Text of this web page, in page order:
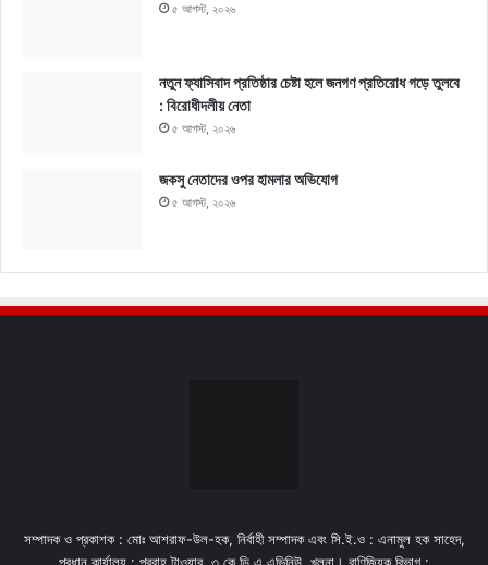
৫ আগস্ট, ২০২৬
নতুন ফ্যাসিবাদ প্রতিষ্ঠার চেষ্টা হলে জনগণ প্রতিরোধ গড়ে তুলবে
: বিরোধীদলীয় নেতা
৫ আগস্ট, ২০২৬
জকসু নেতাদের ওপর হামলার অভিযোগ
৫ আগস্ট, ২০২৬
সম্পাদক ও প্রকাশক : মোঃ আশরাফ-উল-হক, নির্বাহী সম্পাদক এবং সি.ই.ও : এনামুল হক সাহেদ,